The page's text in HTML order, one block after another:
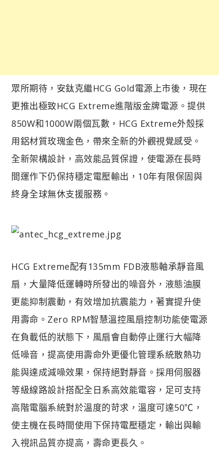
眾所期待，安鈦克繼HCG Gold電源上市後，現在
更推出極致HCG Extreme進階版金牌電源。提供
850W和1000W兩個瓦數，HCG Extreme外殼採
用鋁材質玫瑰金色，帶來全新的外觀視覺感受。
全新架構設計，高效能品質保證，使電源在長時
間運作下仍保持穩定電壓輸出，10年有限保固與
終身全球無休支援服務。
HCG Extreme配有135mm FDB液態軸承靜音風
扇，大量降低運轉時所發出的噪音外，液態油膜
更能抑制震動，有效增加抗震能力，著實提升使
用壽命。Zero RPM智慧溫控風扇控制功能使電源
在負載低的狀態下，風扇會自動停止運行大幅降
低噪音，提高使用壽命外更優化管理系統散熱功
能與達成減噪效果，保持絕對靜音。採用伺服器
等級線路設計搭配全日系高效能電容，足可支持
高階電腦系統對於溫度的苛求，溫度可達50℃，
使主機在長時間使用下保持電壓穩定，輸出與輸
入視訊品質亦提高，壽命更長久。